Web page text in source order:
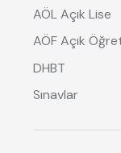
AÖL Açık Lise
AÖF Açık
DHBT
Sınavlar